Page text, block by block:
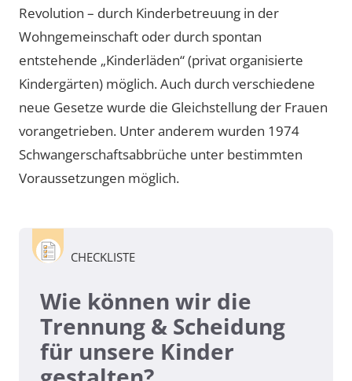
Revolution – durch Kinderbetreuung in der
Wohngemeinschaft oder durch spontan
entstehende „Kinderläden“ (privat organisierte
Kindergärten) möglich. Auch durch verschiedene
neue Gesetze wurde die Gleichstellung der Frauen
vorangetrieben. Unter anderem wurden 1974
Schwangerschaftsabbrüche unter bestimmten
Voraussetzungen möglich.
CHECKLISTE
Wie können wir die
Trennung & Scheidung
für unsere Kinder